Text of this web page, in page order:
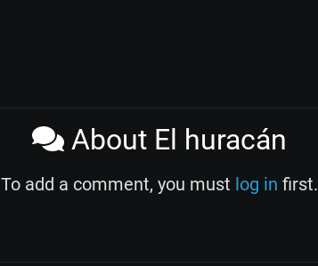
About El huracán
To add a comment, you must log in first.